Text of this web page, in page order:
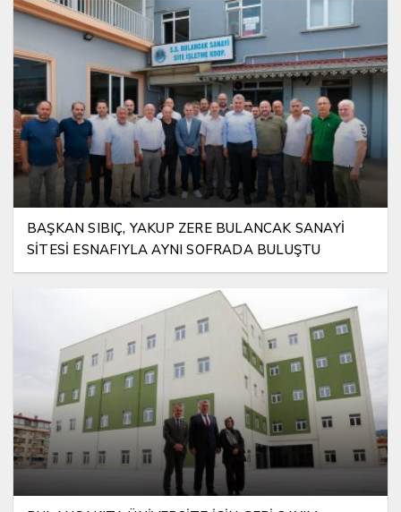
BAŞKAN SIBIÇ, YAKUP ZERE BULANCAK SANAYİ
SİTESİ ESNAFIYLA AYNI SOFRADA BULUŞTU